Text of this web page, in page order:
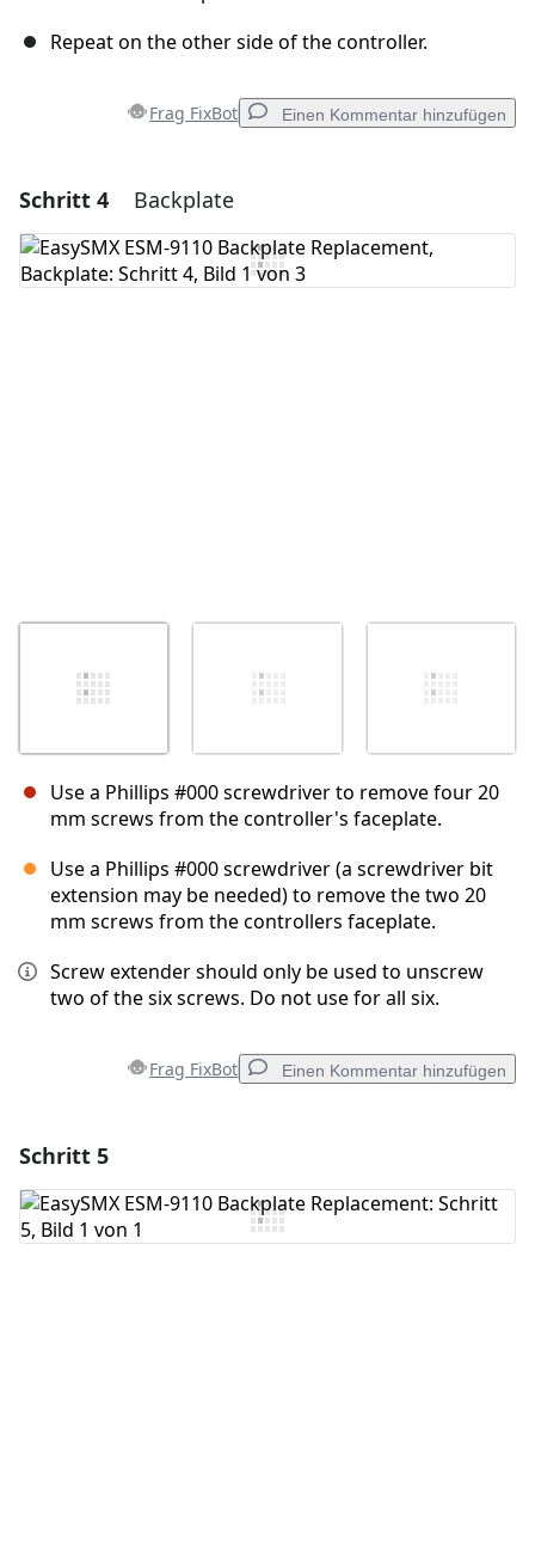
Repeat on the other side of the controller.
Frag FixBot Einen Kommentar hinzufügen
Einen Kommentar hinzufügen
Kommentar hinzufügen
Schritt 4 Backplate
Use a Phillips #000 screwdriver to remove four 20
mm screws from the controller's faceplate.
Use a Phillips #000 screwdriver (a screwdriver bit
extension may be needed) to remove the two 20
mm screws from the controllers faceplate.
Screw extender should only be used to unscrew
two of the six screws. Do not use for all six.
Frag FixBot Einen Kommentar hinzufügen
Kommentar hinzufügen
Schritt 5